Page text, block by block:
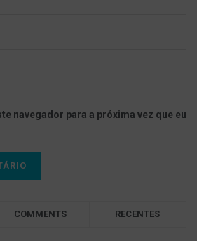
navegador para a próxima vez que eu
COMMENTS RECENTES